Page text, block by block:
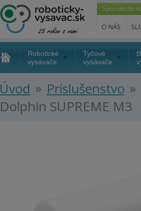
Špecialista
O NÁS
Robotické
vysávače
Tyčové
vysávače
Úvod » Príslušenstvo »
Dolphin SUPREME M3